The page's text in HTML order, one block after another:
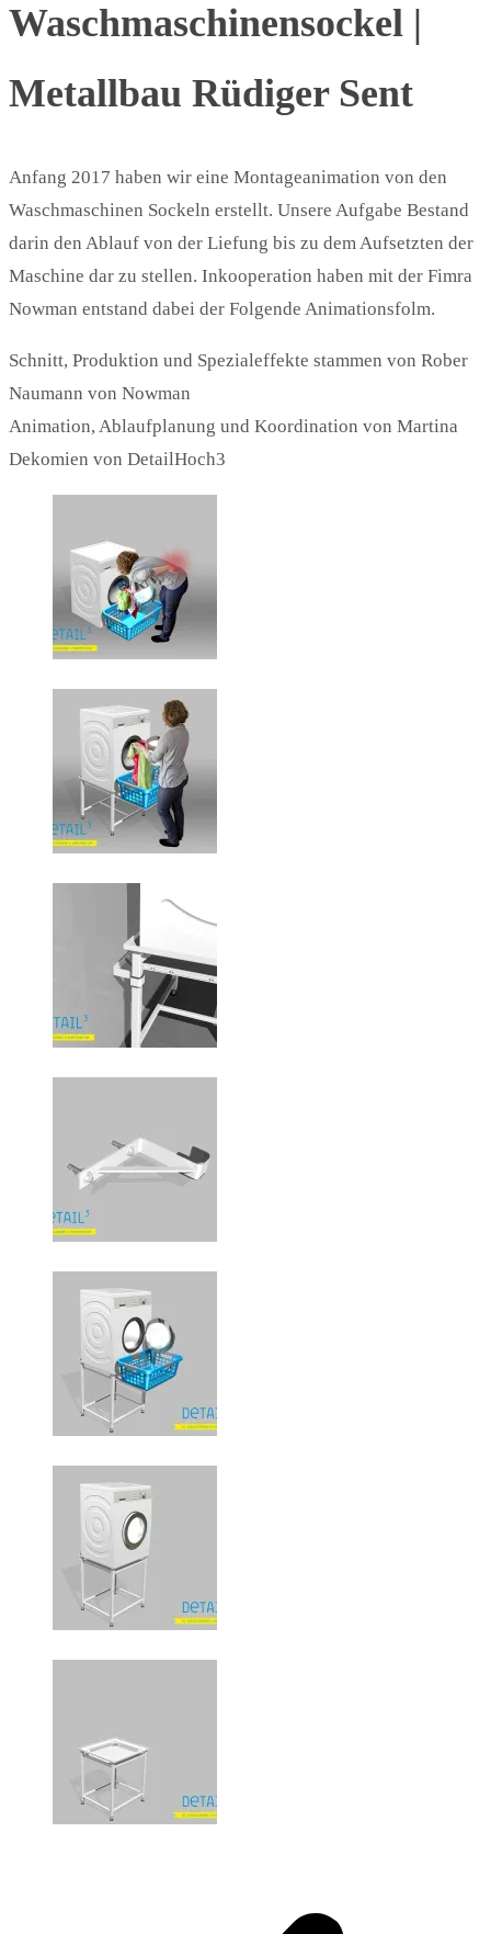
Waschmaschinensockel |
Metallbau Rüdiger Sent
Anfang 2017 haben wir eine Montageanimation von den
Waschmaschinen Sockeln erstellt. Unsere Aufgabe Bestand
darin den Ablauf von der Liefung bis zu dem Aufsetzten der
Maschine dar zu stellen. Inkooperation haben mit der Fimra
Nowman entstand dabei der Folgende Animationsfolm.
Schnitt, Produktion und Spezialeffekte stammen von Rober
Naumann von Nowman
Animation, Ablaufplanung und Koordination von Martina
Dekomien von DetailHoch3